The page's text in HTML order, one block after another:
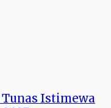
Tunas Istimewa